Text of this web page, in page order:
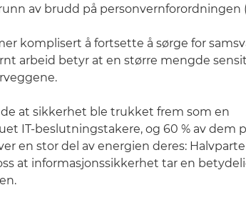
av brudd på personvernforordningen
komplisert å fortsette å sørge for
arbeid betyr at en større mengde
at sikkerhet ble trukket frem som en
IT-beslutningstakere, og 60 % av dem
en stor del av energien deres:
at informasjonssikkerhet tar en